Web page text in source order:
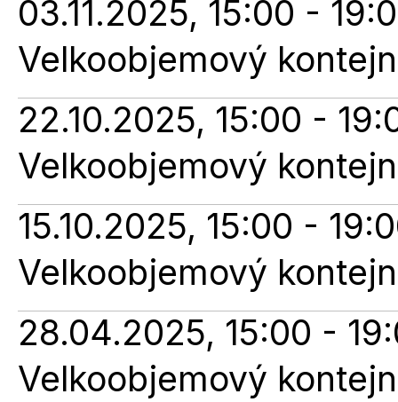
03.11.2025, 15:00 -
Velkoobjemový
22.10.2025, 15:00 -
Velkoobjemový
15.10.2025, 15:00 -
Velkoobjemový
28.04.2025, 15:00 -
Velkoobjemový